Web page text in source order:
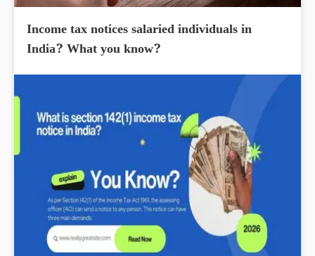
Income tax notices salaried individuals in
India? What you know?